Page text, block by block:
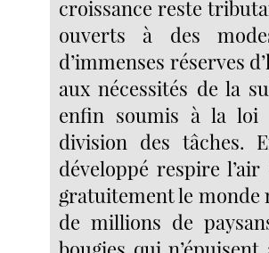
croissance reste
ouverts à des
d’immenses réserves
aux nécessités de la
enfin soumis à la loi
division des tâches.
développé respire
gratuitement le monde
de millions de